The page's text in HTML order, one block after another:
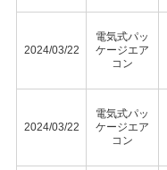
2024/03/22
電気式パッ
ケージエア
コン
2024/03/22
電気式パッ
ケージエア
コン